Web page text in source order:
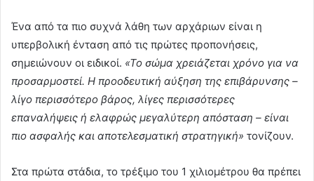
Ένα από τα πιο συχνά λάθη των αρχάριων είναι η
υπερβολική ένταση από τις πρώτες προπονήσεις,
σημειώνουν οι ειδικοί. «Το σώμα χρειάζεται χρόνο για να
προσαρμοστεί. Η προοδευτική αύξηση της επιβάρυνσης –
λίγο περισσότερο βάρος, λίγες περισσότερες
επαναλήψεις ή ελαφρώς μεγαλύτερη απόσταση – είναι
πιο ασφαλής και αποτελεσματική στρατηγική» τονίζουν.
Στα πρώτα στάδια, το τρέξιμο του 1 χιλιομέτρου θα πρέπει